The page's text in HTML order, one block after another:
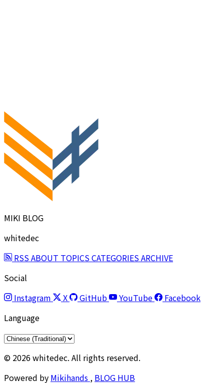
MIKI BLOG
whitedec
RSSABOUT TOPICSCATEGORIESARCHIVE
Social
Instagram
X GitHub YouTube
Facebook
Language
© 2026 whitedec. All rights reserved.
Powered by Mikihands , BLOG HUB